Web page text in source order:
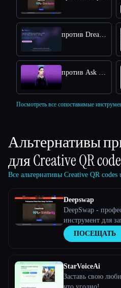
Посмотреть все сопоставимые
Альтернативы
дляCreative QR
Все альтернативы Creative QR
Deepswap
DeepSwap -
инструмент для
ПОСЕЩАТЬ
StarVoiceAi
Заставь свою